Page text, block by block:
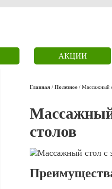
АКЦИИ
Главная / Полезное / Массажный
Массажный
столов